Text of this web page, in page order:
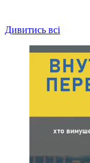
Дивитись всі